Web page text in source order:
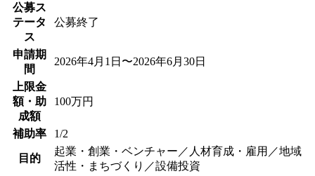
公募ス
テータ
ス
公募終了
申請期
間
2026年4月1日〜2026年6月30日
上限金
額・助
成額
100万円
補助率 1/2
目的
起業・創業・ベンチャー／人材育成・雇用／地域
活性・まちづくり／設備投資